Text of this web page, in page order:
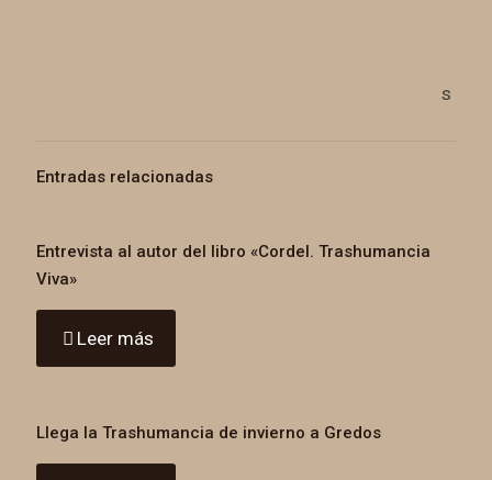
s
Entradas relacionadas
Entrevista al autor del libro «Cordel. Trashumancia
Viva»
Leer más
Llega la Trashumancia de invierno a Gredos